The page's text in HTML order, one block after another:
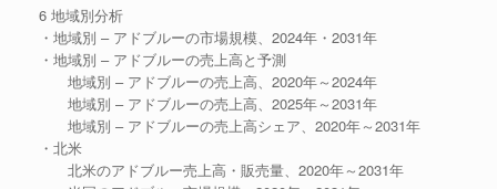
6 地域別分析
・地域別 – アドブルーの市場規模、2024年・2031年
・地域別 – アドブルーの売上高と予測
地域別 – アドブルーの売上高、2020年～2024年
地域別 – アドブルーの売上高、2025年～2031年
地域別 – アドブルーの売上高シェア、2020年～2031年
・北米
北米のアドブルー売上高・販売量、2020年～2031年